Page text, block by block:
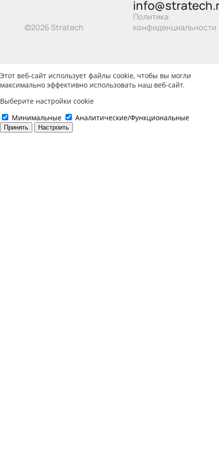
©2026 Stratech
Политика
конфиденциальности
Этот веб-сайт использует файлы cookie, чтобы вы могли
максимально эффективно использовать наш веб-сайт.
Выберите настройки cookie
Минимальные
Аналитические/Функциональные
Принять Настроить